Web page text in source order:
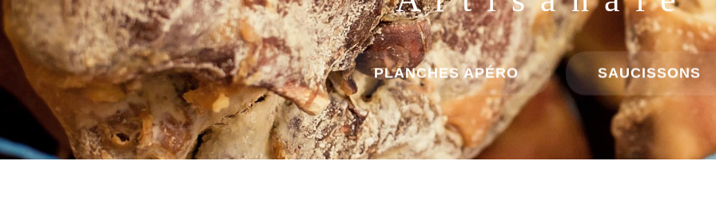
B i e n v e n u e
LES + DEMANDÉS LES "TOUT PRÊT"